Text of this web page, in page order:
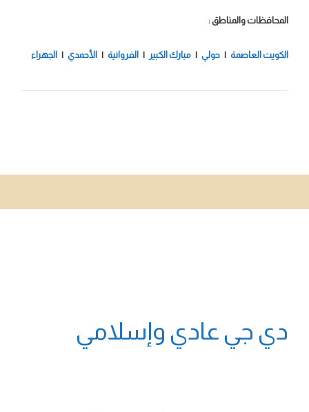
المحافظات والمناطق :
الكويت العاصمة | حولي | مبارك الكبير | الفروانية | الأحمدي | الجهراء
دي جي عادي وإسلامي